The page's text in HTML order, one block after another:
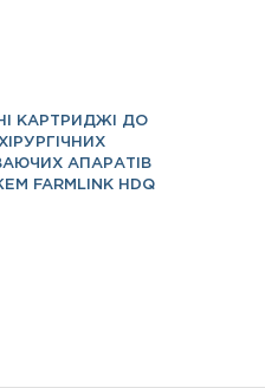
КАРТРИДЖІ ДО
ХІРУРГІЧНИХ
АПАРАТІВ
FARMLINK HDQ